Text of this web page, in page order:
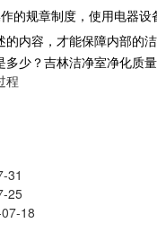
的规章制度，使用电器
内容，才能保障内部的
少？吉林洁净室净化
程
31
25
18